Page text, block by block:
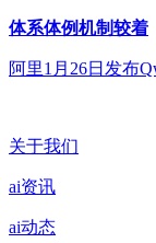
体系体例机制较着
阿里1月26日发布
关于我们
ai资讯
ai动态